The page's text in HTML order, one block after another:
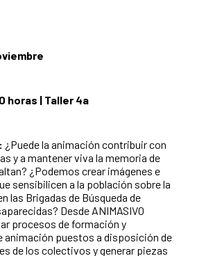
horas | Taller 4a
¿Puede la animación contribuir con
y a mantener viva la memoria de
¿Podemos crear imágenes e
sensibilicen a la población sobre la
las Brigadas de Búsqueda de
Desde ANIMASIVO
procesos de formación y
animación puestos a disposición de
de los colectivos y generar piezas